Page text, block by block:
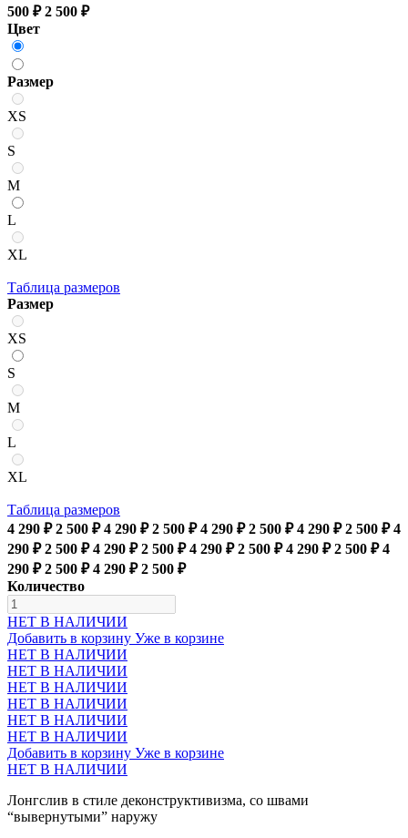
500 ₽ 2 500 ₽
Цвет
Размер
XS
S
M
L
XL
Таблица размеров
Размер
XS
S
M
L
XL
Таблица размеров
4 290 ₽ 2 500 ₽ 4 290 ₽ 2 500 ₽ 4 290 ₽ 2 500 ₽ 4 290 ₽ 2 500 ₽ 4
290 ₽ 2 500 ₽ 4 290 ₽ 2 500 ₽ 4 290 ₽ 2 500 ₽ 4 290 ₽ 2 500 ₽ 4
290 ₽ 2 500 ₽ 4 290 ₽ 2 500 ₽
Количество
НЕТ В НАЛИЧИИ
Добавить в корзину Уже в корзине
НЕТ В НАЛИЧИИ
НЕТ В НАЛИЧИИ
НЕТ В НАЛИЧИИ
НЕТ В НАЛИЧИИ
НЕТ В НАЛИЧИИ
НЕТ В НАЛИЧИИ
Добавить в корзину Уже в корзине
НЕТ В НАЛИЧИИ
Лонгслив в стиле деконструктивизма, со швами
“вывернутыми” наружу